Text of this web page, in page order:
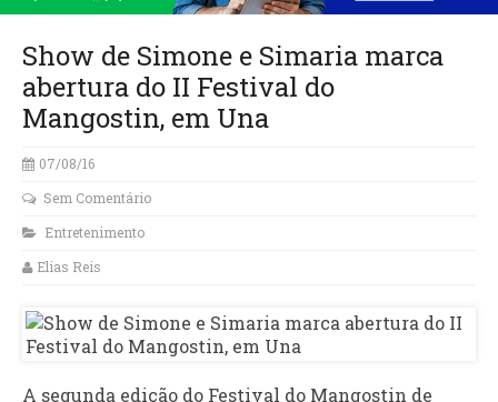
Show de Simone e Simaria marca
abertura do II Festival do
Mangostin, em Una
07/08/16
Sem Comentário
Entretenimento
Elias Reis
A segunda edição do Festival do Mangostin de